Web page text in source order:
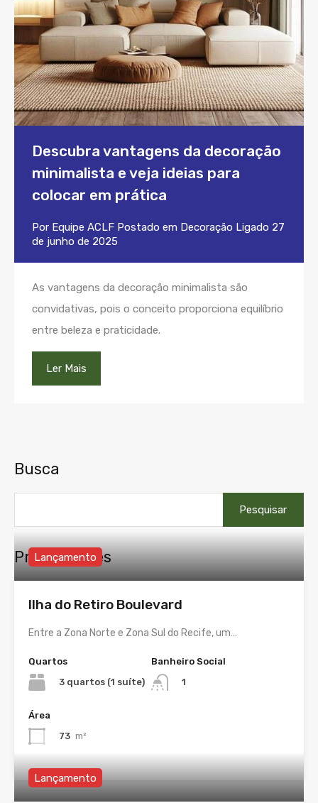
Descubra vantagens da decoração
minimalista e veja ideias para
colocar em prática
Por Equipe ACLF Postado em Decoração Ligado 27
de junho de 2025
As vantagens da decoração minimalista são
convidativas, pois o conceito proporciona equilíbrio
entre beleza e praticidade.
Ler Mais
Busca
por:
Propriedades
Lançamento
Ilha do Retiro Boulevard
Entre a Zona Norte e Zona Sul do Recife, um…
Quartos
3 quartos (1 suíte)
Banheiro Social
1
Área
73 m²
Lançamento